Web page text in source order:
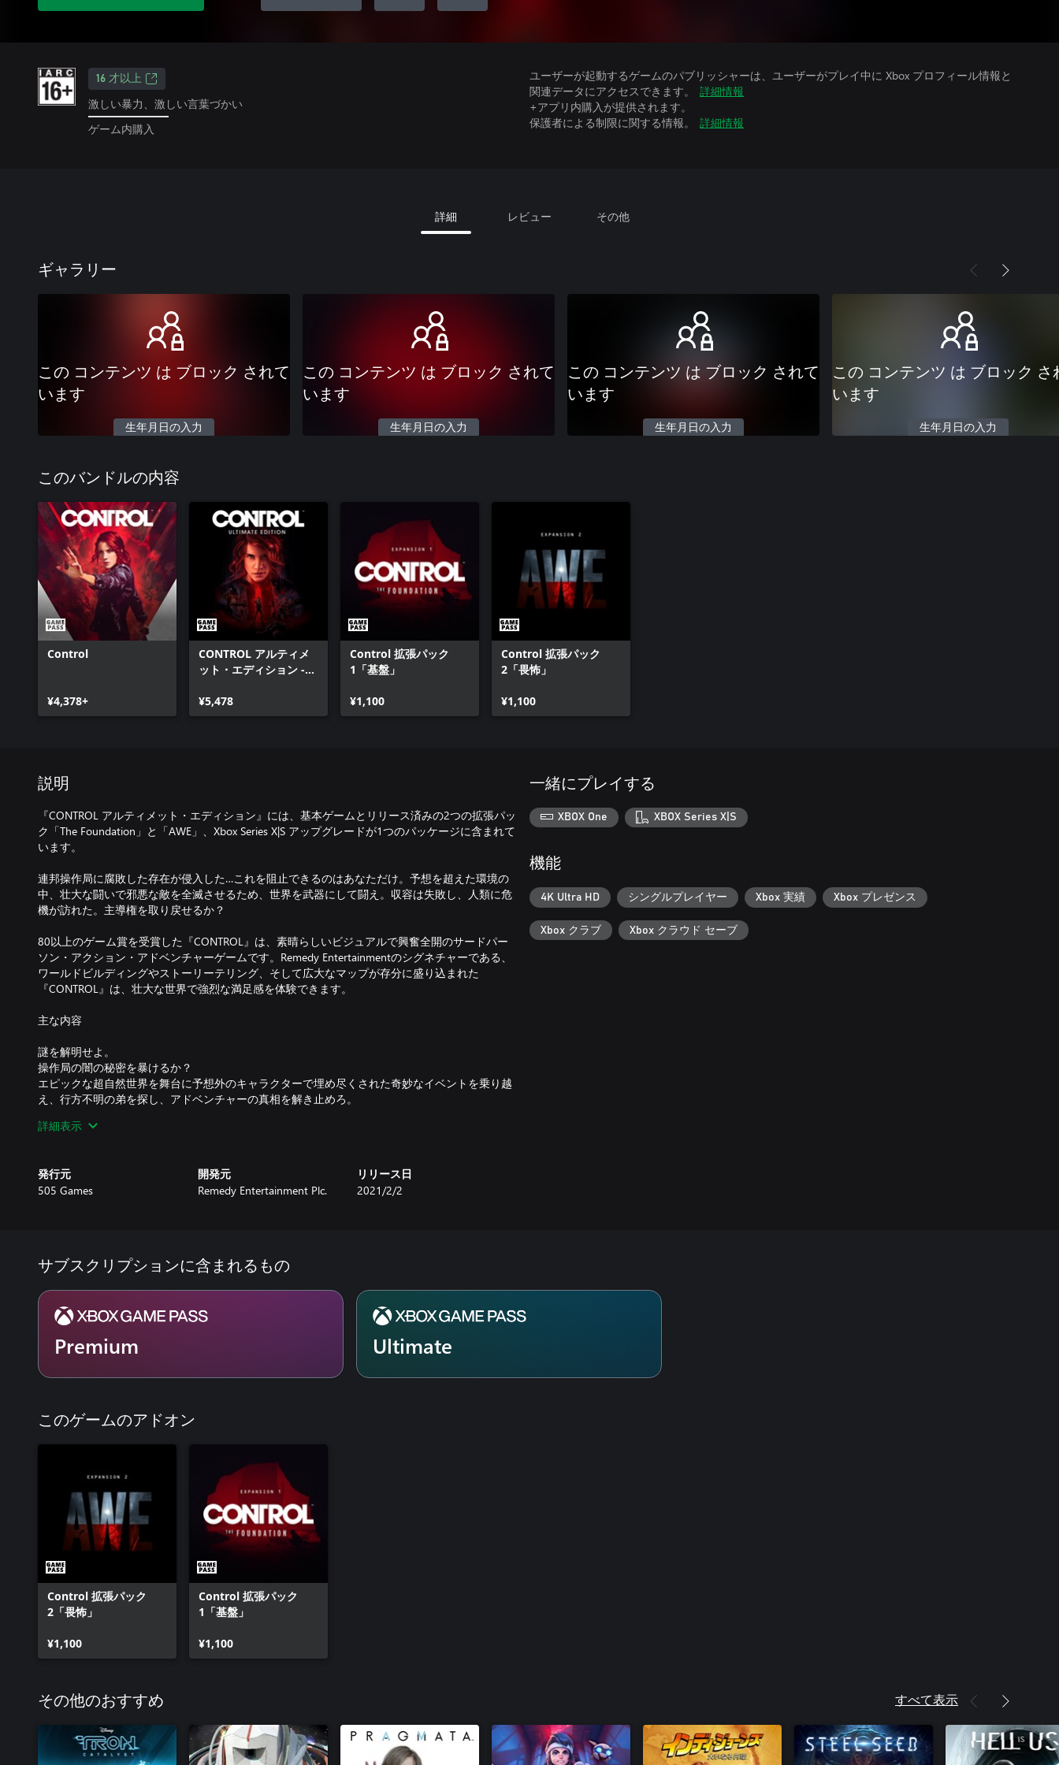
16 才以上
激しい暴力、激しい言葉づかい
ゲーム内購入
ユーザーが起動するゲームのパブリッシャーは、ユーザーがプレイ中に Xbox プロフィール情報と
関連データにアクセスできます。
詳細情報
+アプリ内購入が提供されます。
保護者による制限に関する情報。
詳細情報
詳細 レビュー その他
ギャラリー
この コンテンツ は ブロック されて
います
生年月日の入力
この コンテンツ は ブロック されて
います
生年月日の入力
この コンテンツ は ブロック されて
います
生年月日の入力
この コンテンツ は ブロック さ
います
生年月日の入力
このバンドルの内容
Control
¥4,378+
CONTROL アルティメ
ット・エディション -
¥5,478
Control 拡張パック
1「基盤」
¥1,100
Control 拡張パック
2「畏怖」
¥1,100
説明
『CONTROL アルティメット・エディション』には、基本ゲームとリリース済みの2つの拡張パッ
ク「The Foundation」と「AWE」、Xbox Series X|S アップグレードが1つのパッケージに含まれて
います。
連邦操作局に腐敗した存在が侵入した…これを阻止できるのはあなただけ。予想を超えた環境の
中、壮大な闘いで邪悪な敵を全滅させるため、世界を武器にして闘え。収容は失敗し、人類に危
機が訪れた。主導権を取り戻せるか？
80以上のゲーム賞を受賞した『CONTROL』は、素晴らしいビジュアルで興奮全開のサードパー
ソン・アクション・アドベンチャーゲームです。Remedy Entertainmentのシグネチャーである、
ワールドビルディングやストーリーテリング、そして広大なマップが存分に盛り込まれた
『CONTROL』は、壮大な世界で強烈な満足感を体験できます。
主な内容
謎を解明せよ。
操作局の闇の秘密を暴けるか？
エピックな超自然世界を舞台に予想外のキャラクターで埋め尽くされた奇妙なイベントを乗り越
え、行方不明の弟を探し、アドベンチャーの真相を解き止めろ。
全てが武器となる。
隠された世界を探検。
主導権を取り戻せ。
興奮全開のミッションで残虐な敵やボスとの戦い。
詳細表示
発行元
505 Games
開発元
Remedy Entertainment Plc.
リリース日
2021/2/2
一緒にプレイする
XBOX One XBOX Series X|S
機能
4K Ultra HD シングルプレイヤー Xbox 実績 Xbox プレゼンス
Xbox クラブ Xbox クラウド セーブ
サブスクリプションに含まれるもの
Premium Ultimate
このゲームのアドオン
Control 拡張パック
2「畏怖」
¥1,100
Control 拡張パック
1「基盤」
¥1,100
その他のおすすめ すべて表示